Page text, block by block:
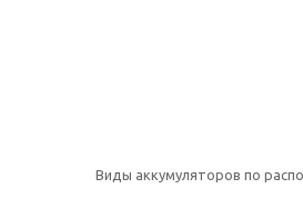
Виды аккумуляторов по